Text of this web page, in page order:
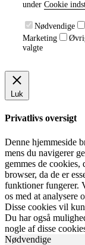
under Cookie
Nødvendige
Marketing
valgte
Luk
Privatlivs oversigt
Denne hjemmeside
mens du navigerer
gemmes de cookies,
browser, da de er
funktioner fungerer.
os med at analysere
Disse cookies vil
Du har også
nogle af disse
Nødvendige